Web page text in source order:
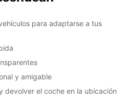
para adaptarse a tus
y amigable
devolver el coche en la ubicación